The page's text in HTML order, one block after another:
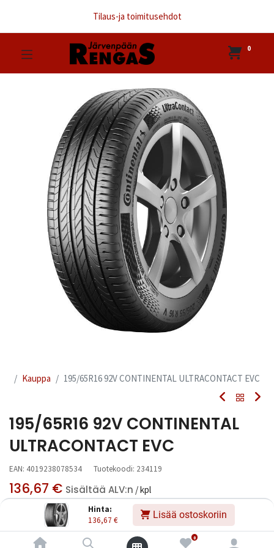
Hinta:
136,67 € Lisää ostoskoriin
0
Tilaus-ja toimitusehdot
0
Kauppa 195/65R16 92V CONTINENTAL ULTRACONTACT EVC
195/65R16 92V CONTINENTAL
ULTRACONTACT EVC
EAN: 4019238078534 Tuotekoodi: 234119
136,67 € Sisältää ALV:n / kpl
Toimittajilla (kotimaa): Saatavilla
Toimitusaika:
3 arkipäivää